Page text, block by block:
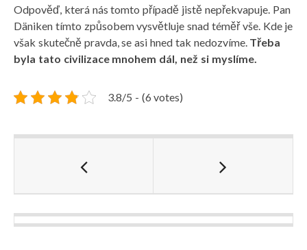
Odpověď, která nás tomto případě jistě nepřekvapuje. Pan
Däniken tímto způsobem vysvětluje snad téměř vše. Kde je
však skutečně pravda, se asi hned tak nedozvíme. Třeba
byla tato civilizace mnohem dál, než si myslíme.
3.8/5 - (6 votes)